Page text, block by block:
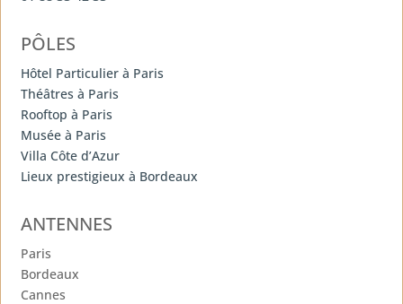
PÔLES
Hôtel Particulier à Paris
Théâtres à Paris
Rooftop à Paris
Musée à Paris
Villa Côte d’Azur
Lieux prestigieux à Bordeaux
ANTENNES
Paris
Bordeaux
Cannes